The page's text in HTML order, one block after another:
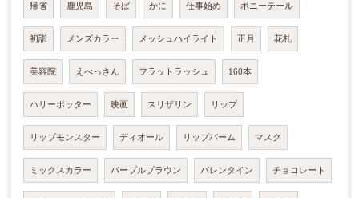
帰省 鹿児島 そば かに 仕事始め ポニーテール
初詣 メンズカラー メッシュハイライト 正月 花札
美容院 えべっさん フラットラッシュ 160本
ハリーポッター 映画 スリザリン リップ
リップモンスター ディオール リップバーム マスク
ミックスカラー パープルブラウン バレンタイン チョコレート